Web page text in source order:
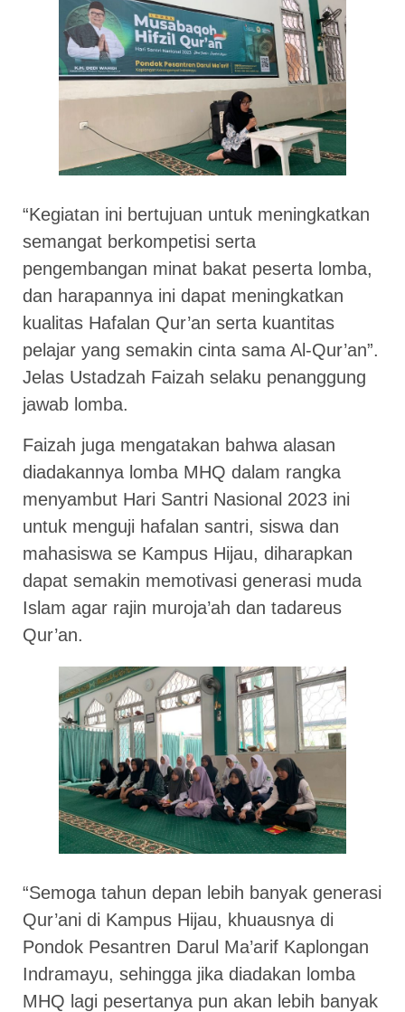
“Kegiatan ini bertujuan untuk meningkatkan
semangat berkompetisi serta
pengembangan minat bakat peserta lomba,
dan harapannya ini dapat meningkatkan
kualitas Hafalan Qur’an serta kuantitas
pelajar yang semakin cinta sama Al-Qur’an”.
Jelas Ustadzah Faizah selaku penanggung
jawab lomba.
Faizah juga mengatakan bahwa alasan
diadakannya lomba MHQ dalam rangka
menyambut Hari Santri Nasional 2023 ini
untuk menguji hafalan santri, siswa dan
mahasiswa se Kampus Hijau, diharapkan
dapat semakin memotivasi generasi muda
Islam agar rajin muroja’ah dan tadareus
Qur’an.
“Semoga tahun depan lebih banyak generasi
Qur’ani di Kampus Hijau, khuausnya di
Pondok Pesantren Darul Ma’arif Kaplongan
Indramayu, sehingga jika diadakan lomba
MHQ lagi pesertanya pun akan lebih banyak